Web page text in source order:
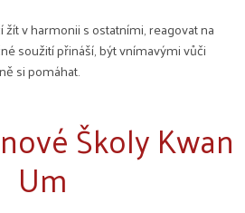
v harmonii s ostatními, reagovat na
soužití přináší, být vnímavými vůči
si pomáhat.
Školy Kwan
Um